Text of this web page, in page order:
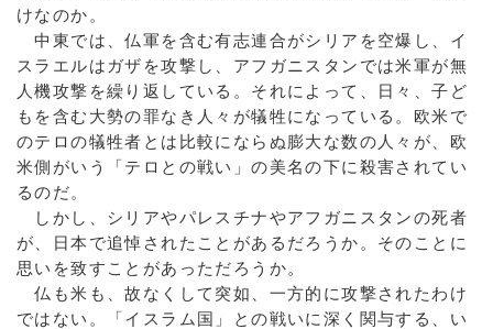
けなのか。
中東では、仏軍を含む有志連合がシリアを空爆し、イ
スラエルはガザを攻撃し、アフガニスタンでは米軍が無
人機攻撃を繰り返している。それによって、日々、子ど
もを含む大勢の罪なき人々が犠牲になっている。欧米で
のテロの犠牲者とは比較にならぬ膨大な数の人々が、欧
米側がいう「テロとの戦い」の美名の下に殺害されてい
るのだ。
しかし、シリアやパレスチナやアフガニスタンの死者
が、日本で追悼されたことがあるだろうか。そのことに
思いを致すことがあっただろうか。
仏も米も、故なくして突如、一方的に攻撃されたわけ
ではない。「イスラム国」との戦いに深く関与する、い